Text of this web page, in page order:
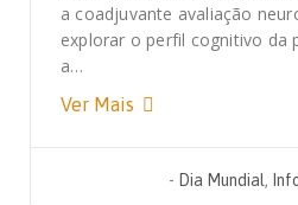
a coadjuvante avaliação
explorar o perfil cognitivo da
a…
Ver Mais
- Dia Mundial,